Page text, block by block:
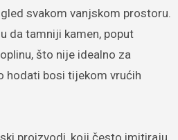
svakom vanjskom prostoru.
da tamniji kamen, poput
što nije idealno za
hodati bosi tijekom vrućih
proizvodi, koji često imitiraju